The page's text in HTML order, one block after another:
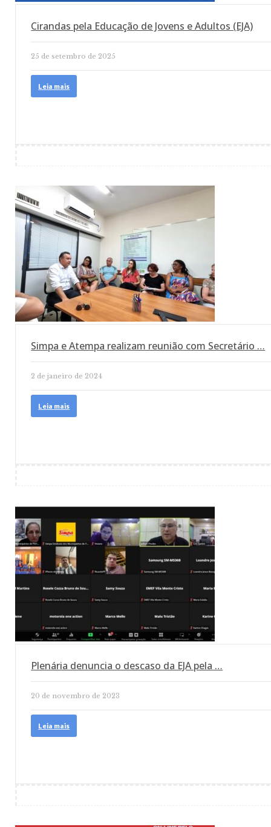
Cirandas pela Educação de Jovens e Adultos (EJA)
25 de setembro de 2025
Leia mais
Simpa e Atempa realizam reunião com Secretário …
2 de janeiro de 2024
Leia mais
Plenária denuncia o descaso da EJA pela …
20 de novembro de 2023
Leia mais